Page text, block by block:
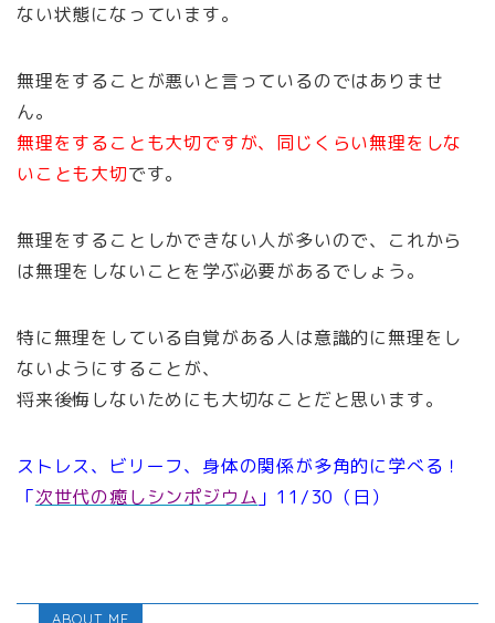
ない状態になっています。
無理をすることが悪いと言っているのではありませ
ん。
無理をすることも大切ですが、同じくらい無理をしな
いことも大切です。
無理をすることしかできない人が多いので、これから
は無理をしないことを学ぶ必要があるでしょう。
特に無理をしている自覚がある人は意識的に無理をし
ないようにすることが、
将来後悔しないためにも大切なことだと思います。
ストレス、ビリーフ、身体の関係が多角的に学べる！
「次世代の癒しシンポジウム 」11/30（日）
ABOUT ME